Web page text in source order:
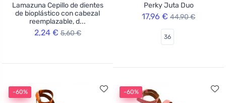
Lamazuna Cepillo de dientes
de bioplástico con cabezal
reemplazable, d...
2,24 € 5,60 €
Perky Juta Duo
17,96 € 44,90 €
36
-60% -60%